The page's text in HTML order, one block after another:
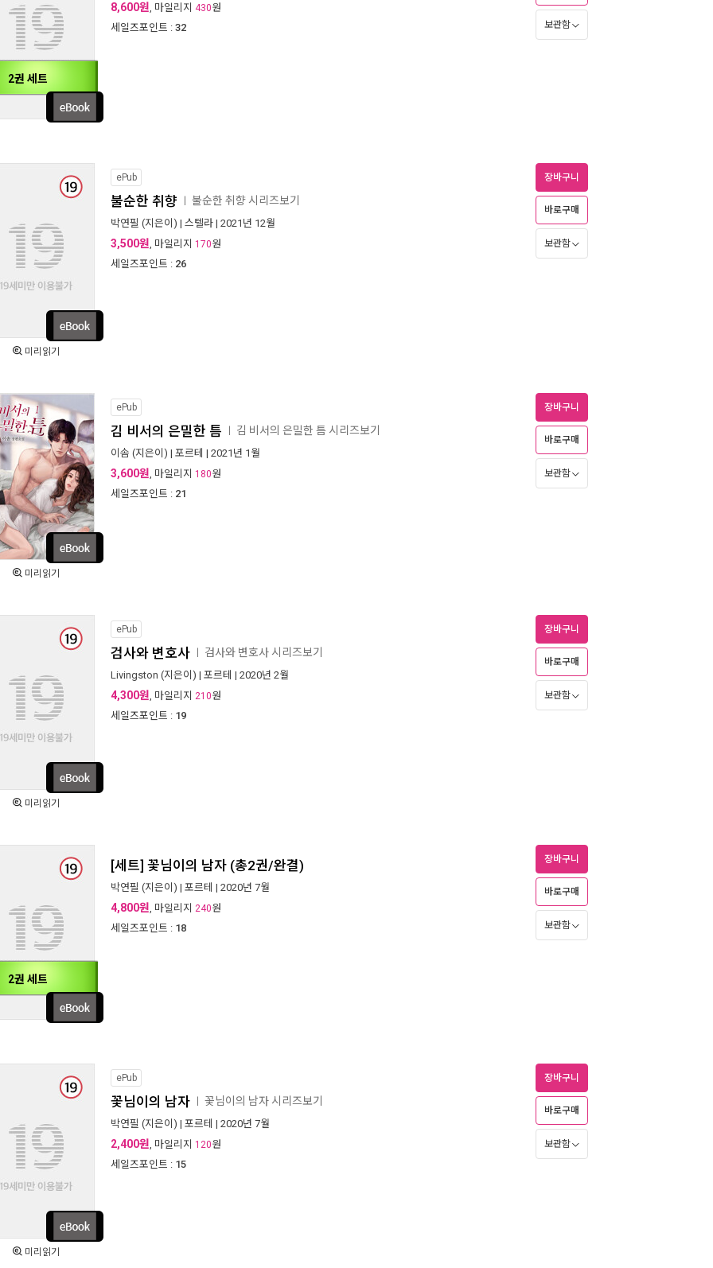
2권 세트
8,600원, 마일리지 430원
세일즈포인트 : 32 보관함
미리읽기
ePub
불순한 취향 불순한 취향 시리즈보기
박연필 (지은이) | 스텔라 | 2021년 12월
3,500원, 마일리지 170원
세일즈포인트 : 26
장바구니
바로구매
보관함
미리읽기
ePub
김 비서의 은밀한 틈 김 비서의 은밀한 틈 시리즈보기
이솜 (지은이) | 포르테 | 2021년 1월
3,600원, 마일리지 180원
세일즈포인트 : 21
장바구니
바로구매
보관함
미리읽기
ePub
검사와 변호사 검사와 변호사 시리즈보기
Livingston (지은이) | 포르테 | 2020년 2월
4,300원, 마일리지 210원
세일즈포인트 : 19
장바구니
바로구매
보관함
2권 세트
[세트] 꽃님이의 남자 (총2권/완결)
박연필 (지은이) | 포르테 | 2020년 7월
4,800원, 마일리지 240원
세일즈포인트 : 18
장바구니
바로구매
보관함
미리읽기
ePub
꽃님이의 남자 꽃님이의 남자 시리즈보기
박연필 (지은이) | 포르테 | 2020년 7월
2,400원, 마일리지 120원
세일즈포인트 : 15
장바구니
바로구매
보관함